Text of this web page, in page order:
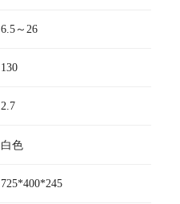
6.5～26
130
2.7
白色
725*400*245